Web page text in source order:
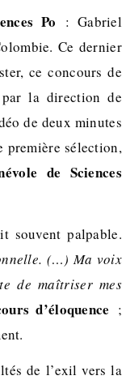
Po : Gabriel
Ce dernier
ce concours de
la direction de
de deux minutes
première sélection,
de Sciences
souvent palpable.
(…) Ma voix
de maîtriser mes
d’éloquence ;
de l’exil vers la